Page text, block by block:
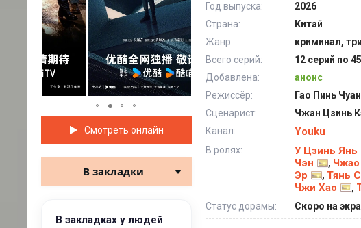
Смотреть онлайн
В закладки
В закладках у людей
Год выпуска:
2026
Страна:
Китай
Жанр:
криминал,
Всего серий:
12 серий по
Добавлена:
анонс
Режиссёр:
Гао Пинь
Сценарист:
Чжан Цзинь
Канал:
Youku
В ролях: У Цзинь Янь
Чэн
,
Эр
, Тянь
Чжи Хао
,
Статус дорамы: Скоро на